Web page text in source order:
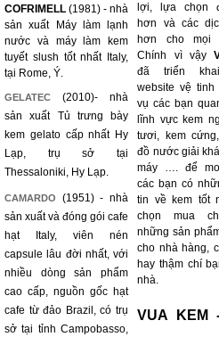
COFRIMELL (1981) - nhà
sản xuất Máy làm lạnh
nước và máy làm kem
tuyết slush tốt nhất Italy,
tại Rome, Ý.
GELATEC (2010)- nhà
sản xuất Tủ trưng bày
kem gelato cấp nhất Hy
Lạp, trụ sở tại
Thessaloniki, Hy Lạp.
CAMARDO
(1951) - nhà
sản xuất và đóng gói cafe
hạt Italy, viên nén
capsule lâu đời nhất, với
nhiều dòng sản phẩm
cao cấp, nguồn gốc hạt
cafe từ đảo Brazil, có trụ
sở tại tỉnh Campobasso,
lợi, lựa chọn
hơn và các
hơn cho mọi
Chính vì vậy
đã triển
website vệ tinh
vụ các bạn
lĩnh vực kem
tươi, kem
đồ nước giải
máy …. để
các bạn có
tin về kem tốt
chọn mua
những sản
cho nhà hàng,
hay thậm chí
nhà.
VUA KEM